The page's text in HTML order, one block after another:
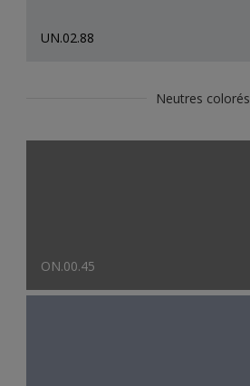
UN.02.88
Neutres colorés
ON.00.45